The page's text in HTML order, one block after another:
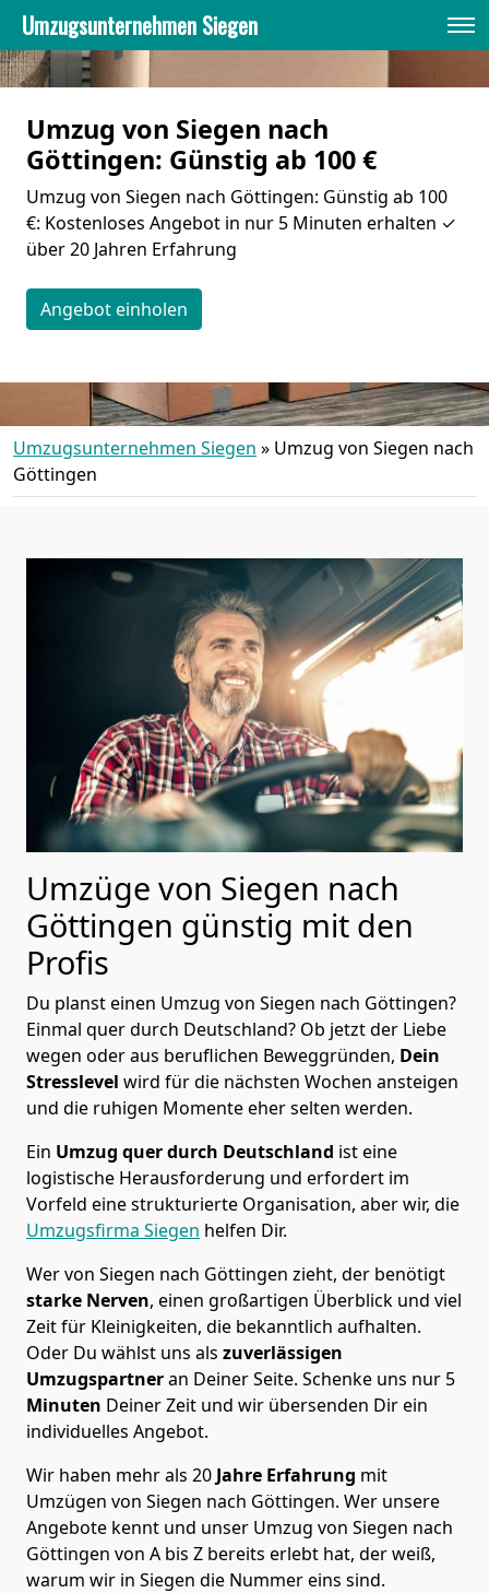
Umzugsunternehmen Siegen
Umzug von Siegen nach
Göttingen: Günstig ab 100 €
Umzug von Siegen nach Göttingen: Günstig ab 100
€: Kostenloses Angebot in nur 5 Minuten erhalten ✓
über 20 Jahren Erfahrung
Angebot einholen
Umzugsunternehmen Siegen » Umzug von Siegen nach
Göttingen
Umzüge von Siegen nach
Göttingen günstig mit den
Profis
Du planst einen Umzug von Siegen nach Göttingen?
Einmal quer durch Deutschland? Ob jetzt der Liebe
wegen oder aus beruflichen Beweggründen, Dein
Stresslevel wird für die nächsten Wochen ansteigen
und die ruhigen Momente eher selten werden.
Ein Umzug quer durch Deutschland ist eine
logistische Herausforderung und erfordert im
Vorfeld eine strukturierte Organisation, aber wir, die
Umzugsfirma Siegen helfen Dir.
Wer von Siegen nach Göttingen zieht, der benötigt
starke Nerven, einen großartigen Überblick und viel
Zeit für Kleinigkeiten, die bekanntlich aufhalten.
Oder Du wählst uns als zuverlässigen
Umzugspartneran Deiner Seite. Schenke uns nur 5
Minuten Deiner Zeit und wir übersenden Dir ein
individuelles Angebot.
Wir haben mehr als 20 Jahre Erfahrung mit
Umzügen von Siegen nach Göttingen. Wer unsere
Angebote kennt und unser Umzug von Siegen nach
Göttingen von A bis Z bereits erlebt hat, der weiß,
warum wir in Siegen die Nummer eins sind.